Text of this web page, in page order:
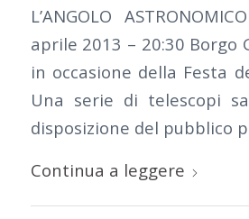
L’ANGOLO
aprile 2013 – 20:30 Borgo
in occasione della Festa
Una serie di telescopi
disposizione del pubblico
Continua a leggere